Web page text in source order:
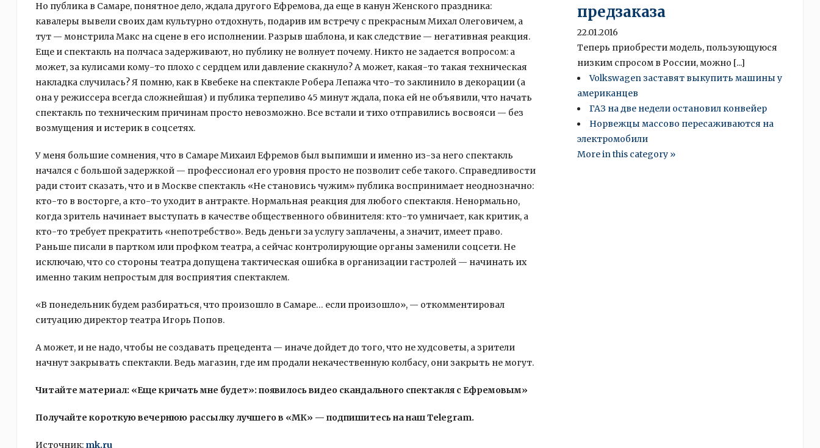
Но публика в Самаре, понятное дело, ждала другого Ефремова, да еще в канун Женского праздника:
кавалеры вывели своих дам культурно отдохнуть, подарив им встречу с прекрасным Михал Олеговичем, а
тут — монстрила Макс на сцене в его исполнении. Разрыв шаблона, и как следствие — негативная реакция.
Еще и спектакль на полчаса задерживают, но публику не волнует почему. Никто не задается вопросом: а
может, за кулисами кому-то плохо с сердцем или давление скакнуло? А может, какая-то такая техническая
накладка случилась? Я помню, как в Квебеке на спектакле Робера Лепажа что-то заклинило в декорации (а
она у режиссера всегда сложнейшая) и публика терпеливо 45 минут ждала, пока ей не объявили, что начать
спектакль по техническим причинам просто невозможно. Все встали и тихо отправились восвояси — без
возмущения и истерик в соцсетях.
У меня большие сомнения, что в Самаре Михаил Ефремов был выпимши и именно из-за него спектакль
начался с большой задержкой — профессионал его уровня просто не позволит себе такого. Справедливости
ради стоит сказать, что и в Москве спектакль «Не становись чужим» публика воспринимает неоднозначно:
кто-то в восторге, а кто-то уходит в антракте. Нормальная реакция для любого спектакля. Ненормально,
когда зритель начинает выступать в качестве общественного обвинителя: кто-то умничает, как критик, а
кто-то требует прекратить «непотребство». Ведь деньги за услугу заплачены, а значит, имеет право.
Раньше писали в партком или профком театра, а сейчас контролирующие органы заменили соцсети. Не
исключаю, что со стороны театра допущена тактическая ошибка в организации гастролей — начинать их
именно таким непростым для восприятия спектаклем.
«В понедельник будем разбираться, что произошло в Самаре… если произошло», — откомментировал
ситуацию директор театра Игорь Попов.
А может, и не надо, чтобы не создавать прецедента — иначе дойдет до того, что не худсоветы, а зрители
начнут закрывать спектакли. Ведь магазин, где им продали некачественную колбасу, они закрыть не могут.
Читайте материал: «Еще кричать мне будет»: появилось видео скандального спектакля с Ефремовым»
Получайте короткую вечернюю рассылку лучшего в «МК» — подпишитесь на наш Telegram.
Источник: mk.ru
предзаказа
22.01.2016
Теперь приобрести модель, пользующуюся
низким спросом в России, можно [...]
Volkswagen заставят выкупить машины у
американцев
ГАЗ на две недели остановил конвейер
Норвежцы массово пересаживаются на
электромобили
More in this category »